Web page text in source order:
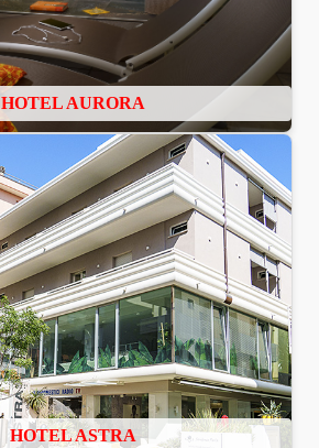
HOTEL AURORA
HOTEL ASTRA